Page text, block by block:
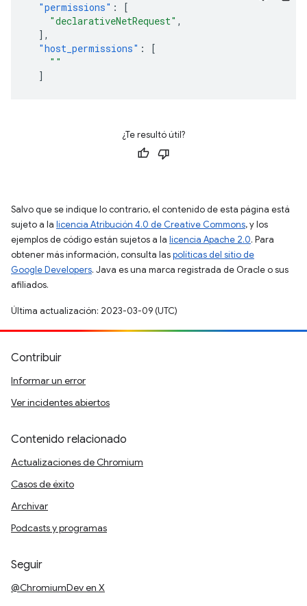
"permissions" :
[
"declarativeNetRequest" ,
],
"host_permissions" :
[
" "
]
¿Te resultó útil?
Salvo que se indique lo contrario, el contenido de esta página está
sujeto a la licencia Atribución 4.0 de Creative Commons, y los
ejemplos de código están sujetos a la licencia Apache 2.0. Para
obtener más información, consulta laspolíticas del sitio de
Google Developers. Java es una marca registrada de Oracle o sus
afiliados.
Última actualización: 2023-03-09 (UTC)
Contribuir
Informar un error
Ver incidentes abiertos
Contenido relacionado
Actualizaciones de Chromium
Casos de éxito
Archivar
Podcasts y programas
Seguir
@ChromiumDev en X